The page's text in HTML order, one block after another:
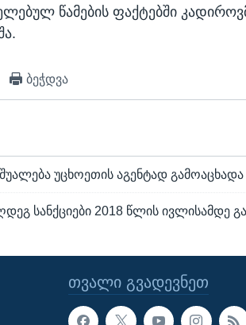
წამების ფაქტებში
ბეჭდვა
უცხოეთის აგენტად გამოაცხადა
სანქციები 2018 წლის ივლისამდე
ᲗᲕᲐᲚᲘ ᲒᲕᲐᲓᲔᲕᲜᲔᲗ